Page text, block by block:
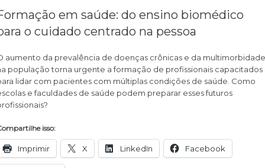
em saúde: do ensino biomédico
o cuidado centrado na pessoa
aumento da prevalência de doenças crônicas e da multimorbidade
população torna urgente a formação de profissionais capacitados
lidar com pacientes com múltiplas condições de saúde. Como
e faculdades de saúde podem preparar esses futuros
isso:
Imprimir X LinkedIn Facebook